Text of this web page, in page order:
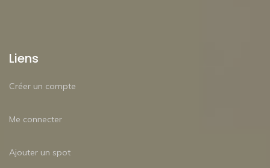
Liens
Créer un compte
Me connecter
Ajouter un spot